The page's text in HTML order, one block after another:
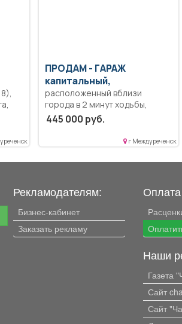
ПРОДАМ - ГАРАЖ
капитальный,
расположенный вблизи
города в 2 минут ходьбы,
дорогу всегда чистят, имеется
смотровая яма. Крыша не
участок в собственности. Все
вопросы по телефону!
445 000 руб.
г Междуреченск
Рекламодателям:
Бизнес-кабинет
Заказать рекламу
Оплата
Наши
Газета
Сайт
Сайт